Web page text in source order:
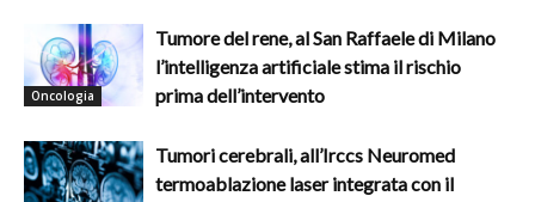
Oncologia
Tumore del rene, al San Raffaele di Milano
l’intelligenza artificiale stima il rischio
prima dell’intervento
Tumori cerebrali, all’Irccs Neuromed
termoablazione laser integrata con il